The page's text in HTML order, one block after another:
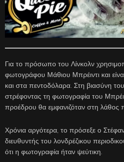
Για το πρόσωπο του Λίνκολν
φωτογράφου Μάθιου Μπρέιντι και
και στα πεντοδόλαρα. Στη βιασύνη
στρέφοντας τη φωτογραφία του
προέδρου θα εμφανιζόταν στη
Χρόνια αργότερα, το πρόσεξε ο
διευθυντής του λονδρέζικου
ότι η φωτογραφία ήταν ψεύτικη.